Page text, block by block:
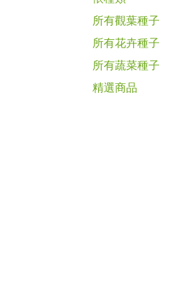
所有觀葉種子
所有花卉種子
所有蔬菜種子
精選商品